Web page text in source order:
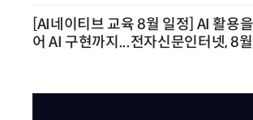
[AI네이티브 교육 8월 일정] AI 활용
어 AI 구현까지...전자신문인터넷, 8